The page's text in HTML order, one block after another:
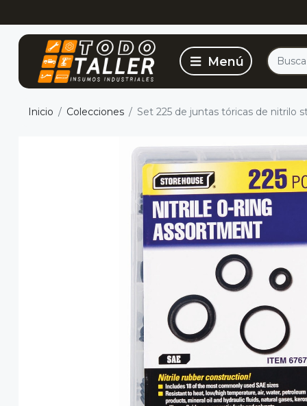
Inicio Colecciones Set 225 de juntas tóricas de nitrilo